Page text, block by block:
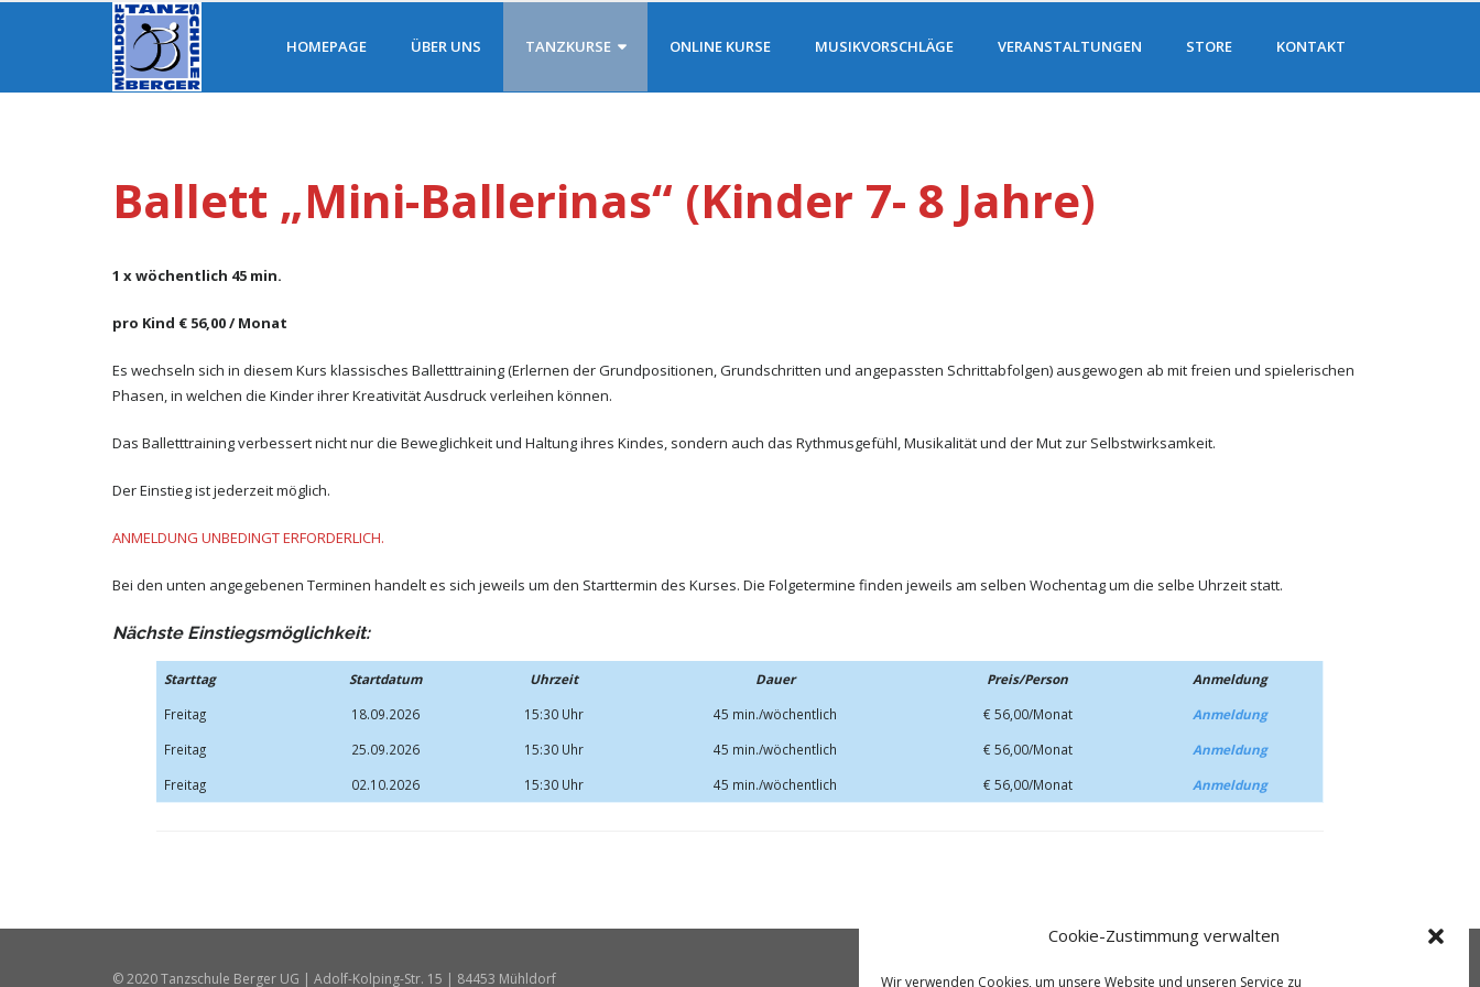
Cookie-Zustimmung verwalten
Wir verwenden Cookies, um unsere Website und unseren Service zu
HOMEPAGE ÜBER UNS TANZKURSE ONLINE KURSE MUSIKVORSCHLÄGE VERANSTALTUNGEN STORE KONTAKT
Ballett „Mini-Ballerinas“ (Kinder 7- 8 Jahre)
1 x wöchentlich 45 min.
pro Kind € 56,00 / Monat
Es wechseln sich in diesem Kurs klassisches Balletttraining (Erlernen der Grundpositionen, Grundschritten und angepassten Schrittabfolgen) ausgewogen ab mit freien und spielerischen
Phasen, in welchen die Kinder ihrer Kreativität Ausdruck verleihen können.
Das Balletttraining verbessert nicht nur die Beweglichkeit und Haltung ihres Kindes, sondern auch das Rythmusgefühl, Musikalität und der Mut zur Selbstwirksamkeit.
Der Einstieg ist jederzeit möglich.
ANMELDUNG UNBEDINGT ERFORDERLICH.
Bei den unten angegebenen Terminen handelt es sich jeweils um den Starttermin des Kurses. Die Folgetermine finden jeweils am selben Wochentag um die selbe Uhrzeit statt.
Nächste Einstiegsmöglichkeit:
Starttag Startdatum Uhrzeit Dauer Preis/Person
Anmeldung
Freitag
18.09.2026 15:30 Uhr 45 min./wöchentlich € 56,00/Monat
Anmeldung
Freitag
25.09.2026 15:30 Uhr 45 min./wöchentlich € 56,00/Monat
Anmeldung
Freitag
02.10.2026 15:30 Uhr 45 min./wöchentlich € 56,00/Monat Anmeldung
© 2020 Tanzschule Berger UG | Adolf-Kolping-Str. 15 | 84453 Mühldorf Impressum Datenschutz AGBs Cookie-Richtlinie (EU)